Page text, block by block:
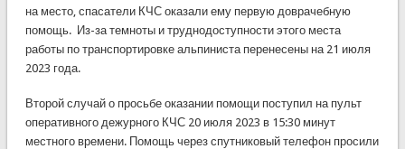
на место, спасатели КЧС оказали ему первую доврачебную
помощь. Из-за темноты и труднодоступности этого места
работы по транспортировке альпиниста перенесены на 21 июля
2023 года.
Второй случай о просьбе оказании помощи поступил на пульт
оперативного дежурного КЧС 20 июля 2023 в 15:30 минут
местного времени. Помощь через спутниковый телефон просили